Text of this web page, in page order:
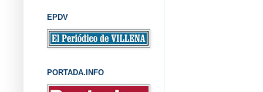
EPDV
PORTADA.INFO